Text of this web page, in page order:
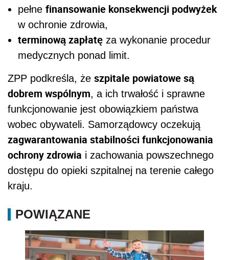
pełne finansowanie konsekwencji podwyżek
w ochronie zdrowia,
terminową zapłatę za wykonanie procedur
medycznych ponad limit.
ZPP podkreśla, że szpitale powiatowe są
dobrem wspólnym, a ich trwałość i sprawne
funkcjonowanie jest obowiązkiem państwa
wobec obywateli. Samorządowcy oczekują
zagwarantowania stabilności funkcjonowania
ochrony zdrowia i zachowania powszechnego
dostępu do opieki szpitalnej na terenie całego
kraju.
POWIĄZANE